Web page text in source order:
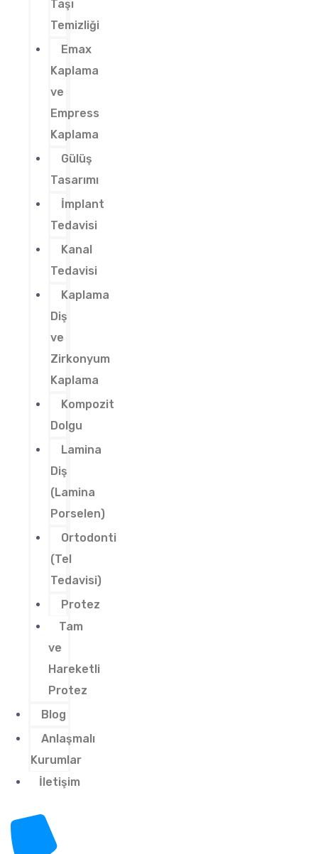
Taşı
Temizliği
Emax
Kaplama
ve
Empress
Kaplama
Gülüş
Tasarımı
İmplant
Tedavisi
Kanal
Tedavisi
Kaplama
Diş
ve
Zirkonyum
Kaplama
Kompozit
Dolgu
Lamina
Diş
(Lamina
Porselen)
Ortodonti
(Tel
Tedavisi)
Protez
Tam
ve
Hareketli
Protez
Blog
Anlaşmalı
Kurumlar
İletişim